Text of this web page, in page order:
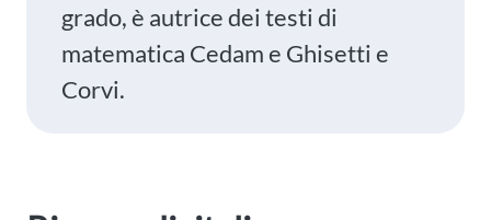
grado, è autrice dei testi di
matematica Cedam e Ghisetti e
Corvi.